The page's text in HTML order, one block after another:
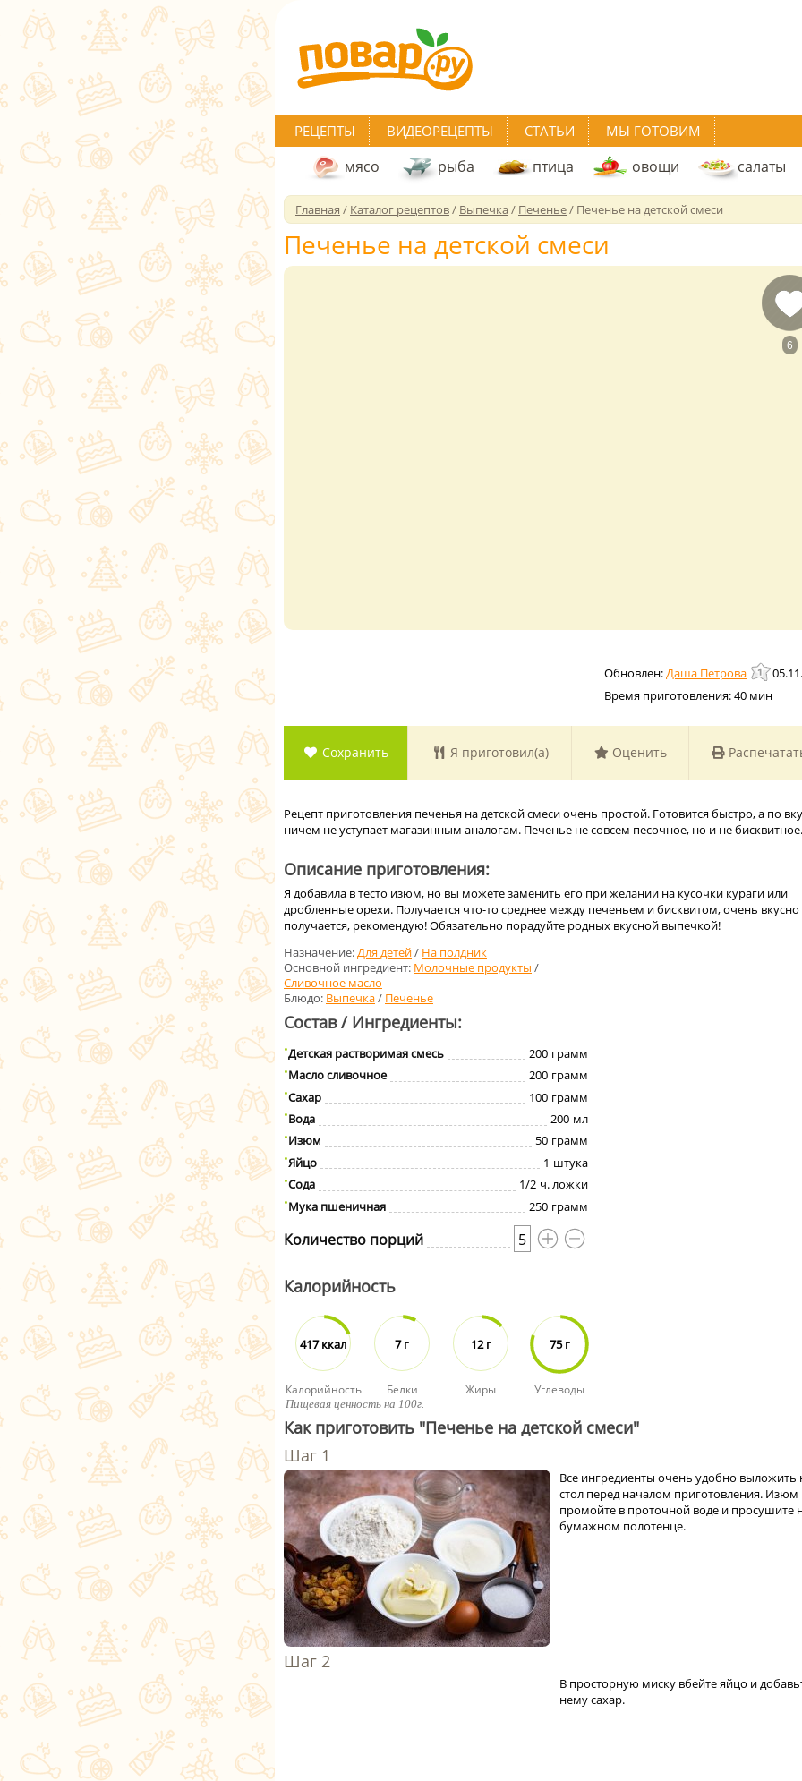
РЕЦЕПТЫ ВИДЕОРЕЦЕПТЫ СТАТЬИ МЫ ГОТОВИМ
мясо рыба птица овощи салаты
Главная / Каталог рецептов/ Выпечка/ Печенье/ Печенье на детской смеси
Печенье на детской смеси
6
Даша Петрова
Время приготовления:40 мин
Сохранить Я приготовил(а) Оценить
Рецепт приготовления печенья на детской смеси очень простой. Готовится быстро, а по
ничем не уступает магазинным аналогам. Печенье не совсем песочное, но и не бисквитное.
Описание приготовления:
Я добавила в тесто изюм, но вы можете заменить его при желании на кусочки кураги или
дробленные орехи. Получается что-то среднее между печеньем и бисквитом, очень вкусно
получается, рекомендую! Обязательно порадуйте родных вкусной выпечкой!
Назначение:Для детей/ На полдник
Основной ингредиент: Молочные продукты /
Сливочное масло
Блюдо: Выпечка/ Печенье
Состав / Ингредиенты:
Детская растворимая смесь 200 грамм
Масло сливочное
200 грамм
Сахар
100 грамм
Вода
200 мл
Изюм
50 грамм
Яйцо
1 штука
Сода
1/2 ч. ложки
Мука пшеничная
250 грамм
Количество порций 5
Калорийность
417 ккал
Калорийность
7 г
Белки
12 г
Жиры
75 г
Углеводы
Пищевая ценность на 100г.
Как приготовить "Печенье на детской смеси"
Все ингредиенты очень удобно выложить
стол перед началом приготовления. Изюм
промойте в проточной воде и просушите
бумажном полотенце.
В просторную миску вбейте яйцо и
нему сахар.